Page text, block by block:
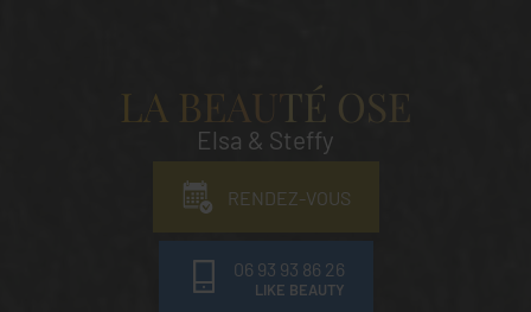
LA BEAUTÉ OSE
Elsa & Steffy
RENDEZ-VOUS
06 93 93 86 26